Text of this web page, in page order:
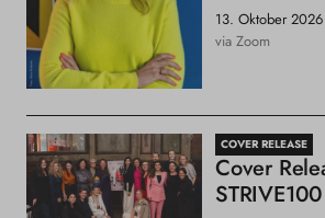
13. Oktober 2026
via Zoom
COVER RELEASE
Cover
STRIVE100